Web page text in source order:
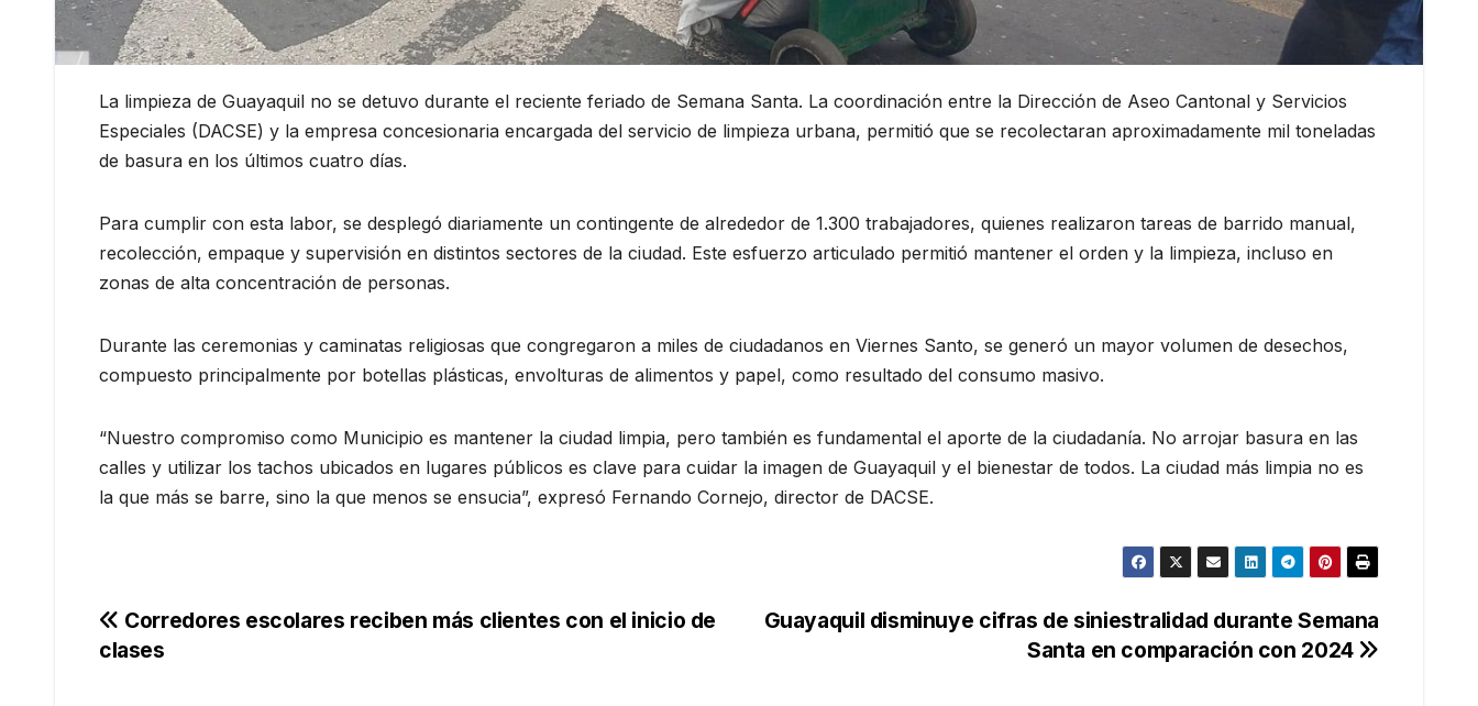
La limpieza de Guayaquil no se detuvo durante el reciente feriado de Semana Santa. La coordinación entre la Dirección de Aseo Cantonal y Servicios
Especiales (DACSE) y la empresa concesionaria encargada del servicio de limpieza urbana, permitió que se recolectaran aproximadamente mil toneladas
de basura en los últimos cuatro días.
Para cumplir con esta labor, se desplegó diariamente un contingente de alrededor de 1.300 trabajadores, quienes realizaron tareas de barrido manual,
recolección, empaque y supervisión en distintos sectores de la ciudad. Este esfuerzo articulado permitió mantener el orden y la limpieza, incluso en
zonas de alta concentración de personas.
Durante las ceremonias y caminatas religiosas que congregaron a miles de ciudadanos en Viernes Santo, se generó un mayor volumen de desechos,
compuesto principalmente por botellas plásticas, envolturas de alimentos y papel, como resultado del consumo masivo.
“Nuestro compromiso como Municipio es mantener la ciudad limpia, pero también es fundamental el aporte de la ciudadanía. No arrojar basura en las
calles y utilizar los tachos ubicados en lugares públicos es clave para cuidar la imagen de Guayaquil y el bienestar de todos. La ciudad más limpia no es
la que más se barre, sino la que menos se ensucia”, expresó Fernando Cornejo, director de DACSE.
Navegación
Guayaquil disminuye cifras de siniestralidad durante Semana
Santa en comparación con 2024
Corredores escolares reciben más clientes con el inicio de
clases